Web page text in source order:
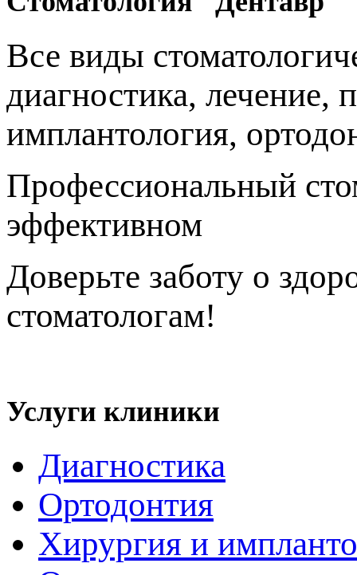
Все виды
диагностика, лечение,
имплантология,
Профессиональный
эффективном
Доверьте заботу о
стоматологам!
Услуги клиники
Диагностика
Ортодонтия
Хирургия и